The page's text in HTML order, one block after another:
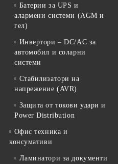
Батерии за UPS и
алармени системи (AGM и
гел)
Инвертори – DC/AC за
автомобил и соларни
системи
Стабилизатори на
напрежение (AVR)
Защита от токови удари и
Power Distribution
Офис техника и
консумативи
Ламинатори за документи